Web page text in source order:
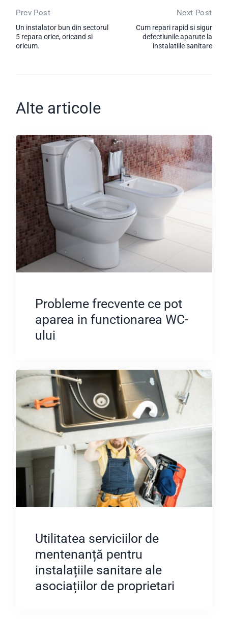
Prev Post
Un instalator bun din sectorul
5 repara orice, oricand si
oricum.
Next Post
Cum repari rapid si sigur
defectiunile aparute la
instalatiile sanitare
Alte articole
Probleme frecvente ce pot
aparea in functionarea WC-
ului
Utilitatea serviciilor de
mentenanță pentru
instalațiile sanitare ale
asociațiilor de proprietari